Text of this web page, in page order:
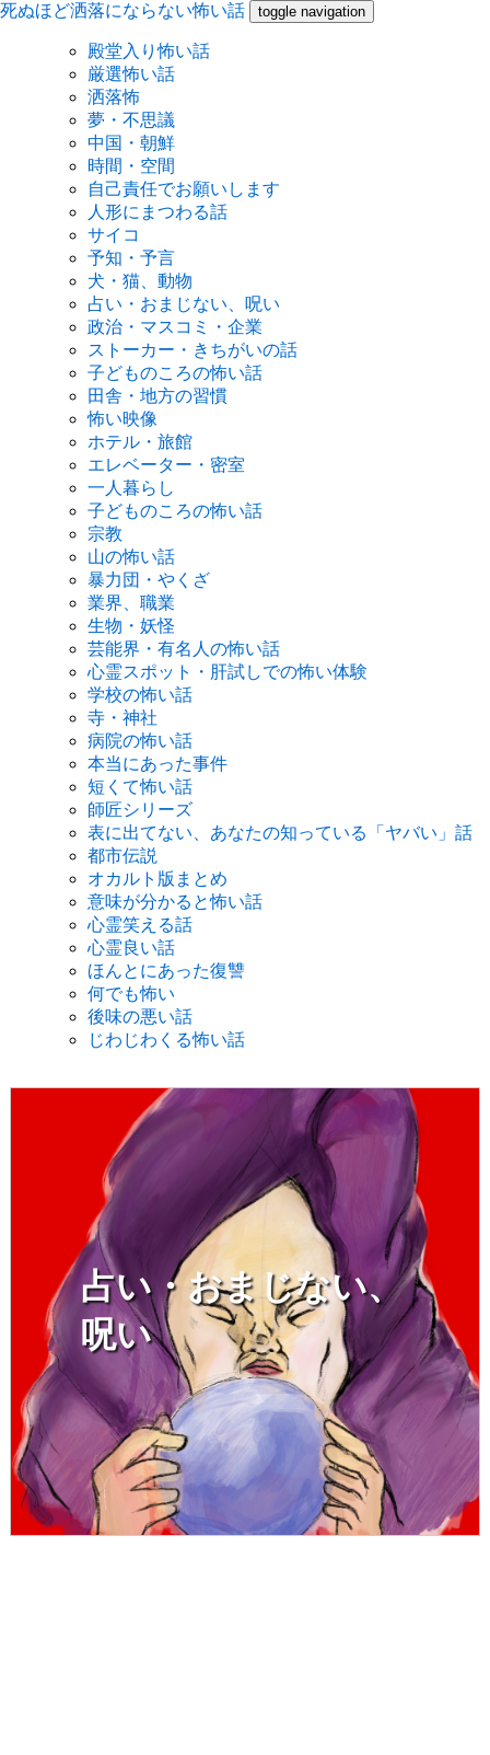
死ぬほど洒落にならない怖い話 toggle navigation
殿堂入り怖い話
厳選怖い話
洒落怖
夢・不思議
中国・朝鮮
時間・空間
自己責任でお願いします
人形にまつわる話
サイコ
予知・予言
犬・猫、動物
占い・おまじない、呪い
政治・マスコミ・企業
ストーカー・きちがいの話
子どものころの怖い話
田舎・地方の習慣
怖い映像
ホテル・旅館
エレベーター・密室
一人暮らし
子どものころの怖い話
宗教
山の怖い話
暴力団・やくざ
業界、職業
生物・妖怪
芸能界・有名人の怖い話
心霊スポット・肝試しでの怖い体験
学校の怖い話
寺・神社
病院の怖い話
本当にあった事件
短くて怖い話
師匠シリーズ
表に出てない、あなたの知っている「ヤバい」話
都市伝説
オカルト版まとめ
意味が分かると怖い話
心霊笑える話
心霊良い話
ほんとにあった復讐
何でも怖い
後味の悪い話
じわじわくる怖い話
占い・おまじない、
呪い